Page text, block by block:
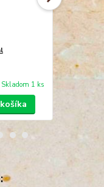
Skladom 1 ks
Abatiša z
Svetoví
2,00